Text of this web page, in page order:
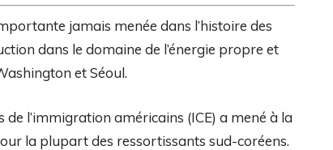
jamais menée dans l’histoire des
dans le domaine de l’énergie propre et
et Séoul.
l’immigration américains (ICE) a mené à la
la plupart des ressortissants sud-coréens.